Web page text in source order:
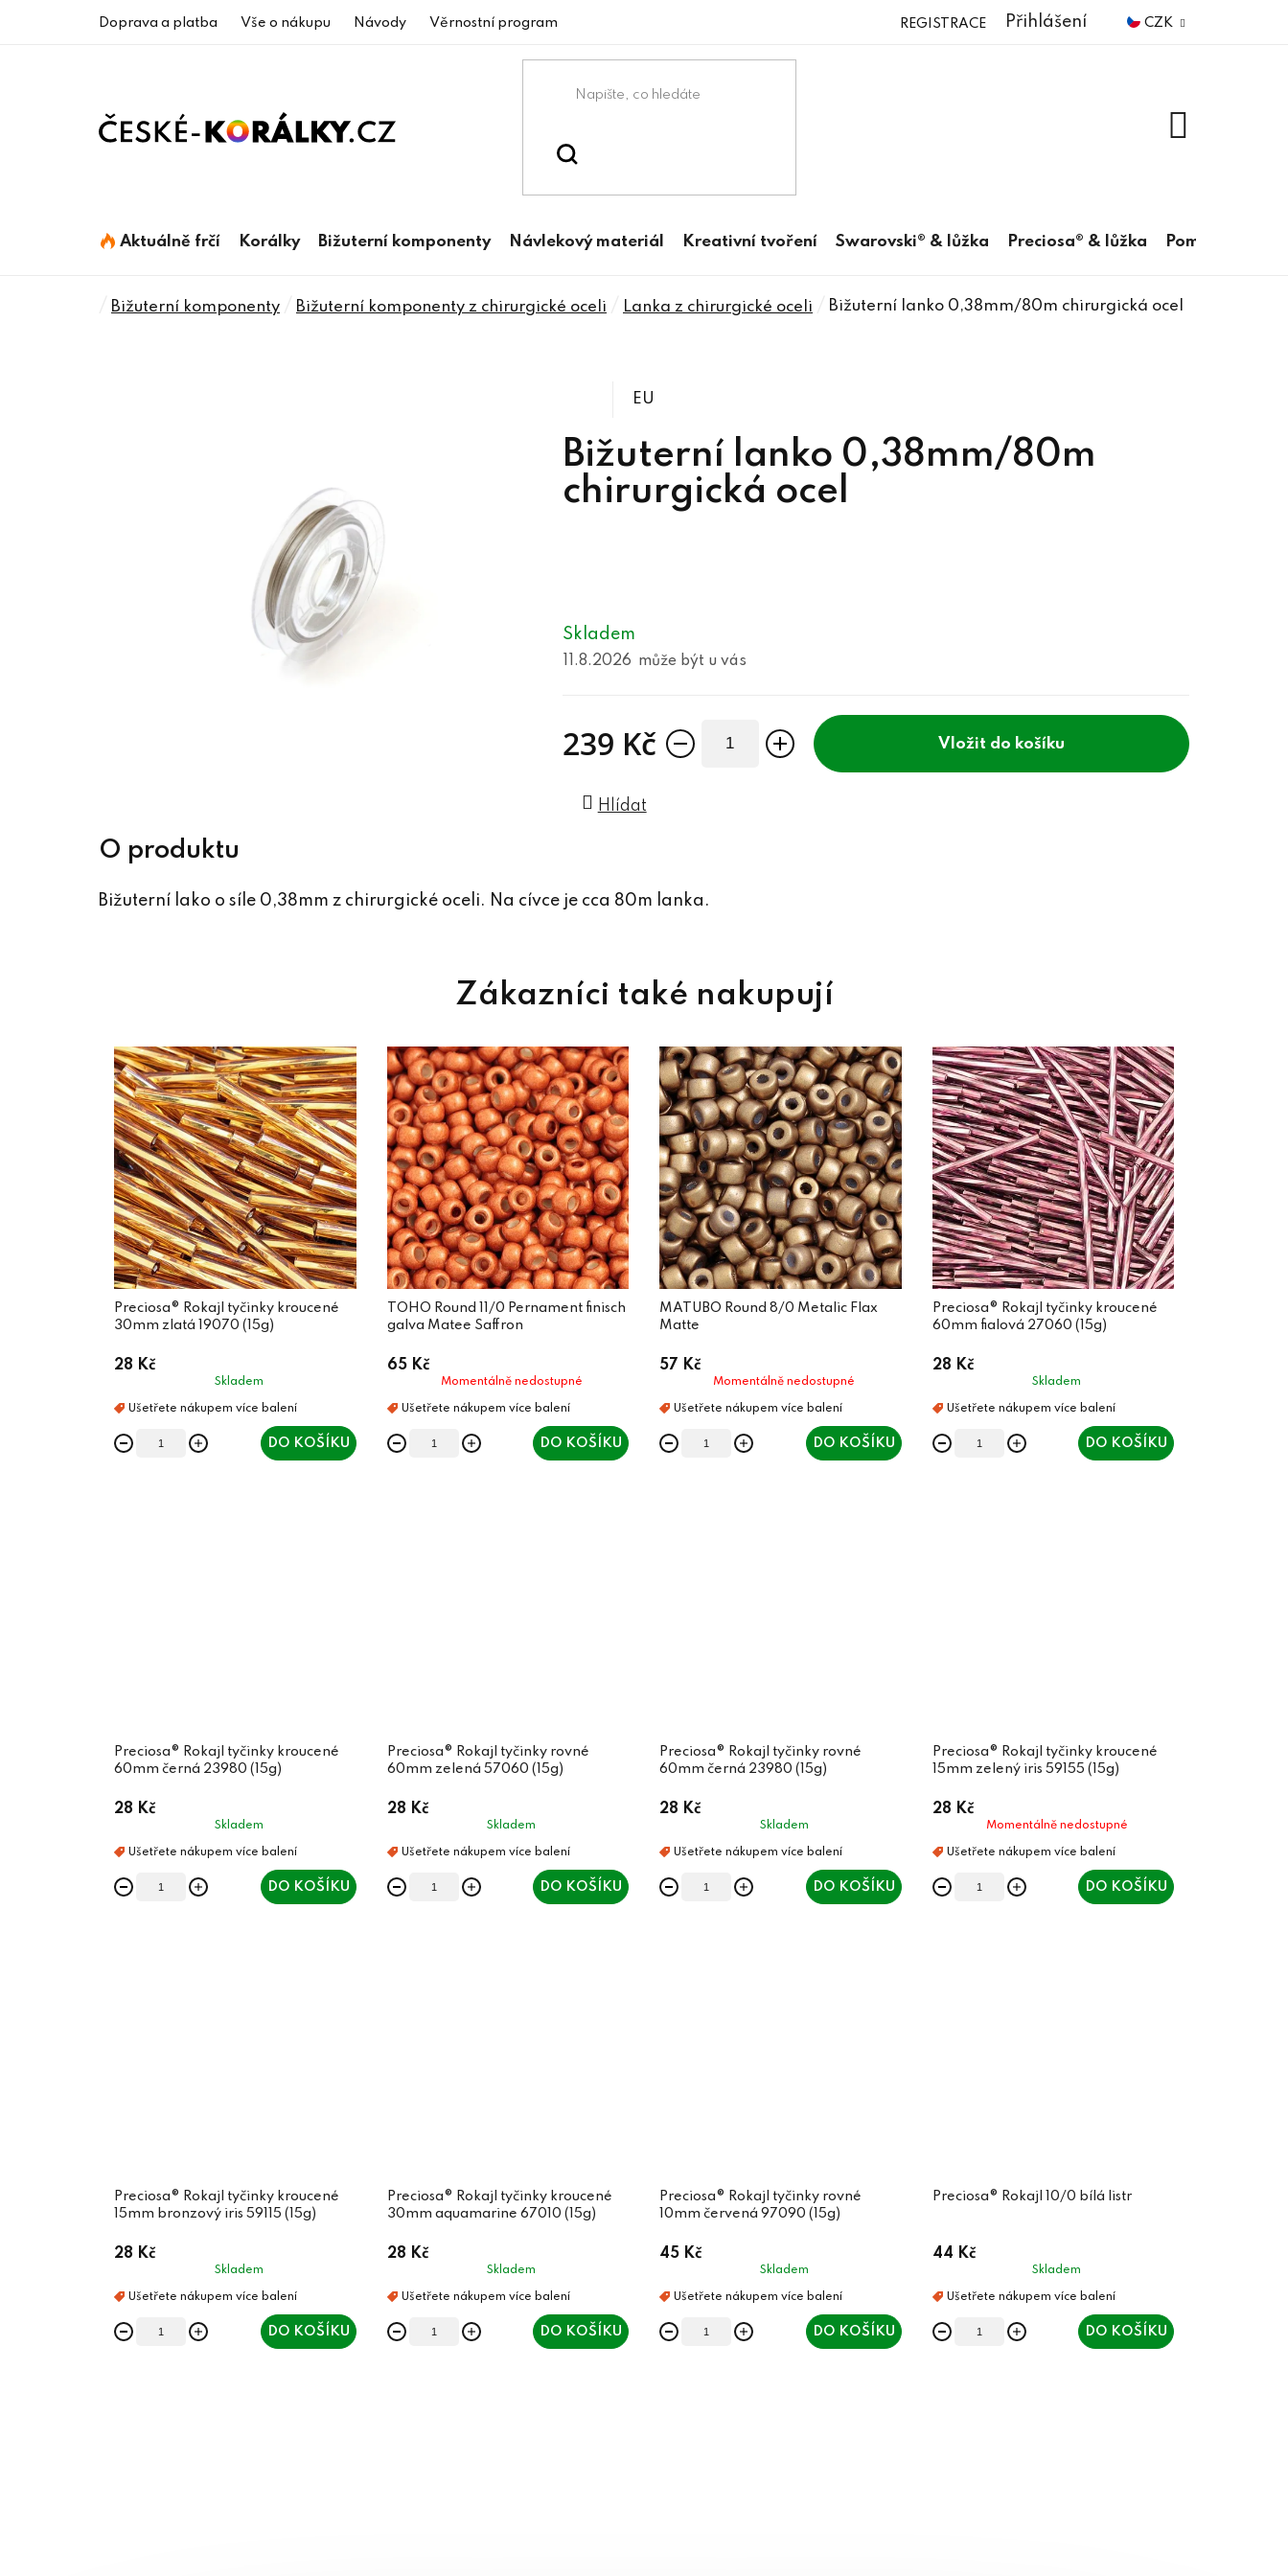
Doprava a platba Vše o nákupu Návody Věrnostní program CZK
Přihlášení
REGISTRACE
Aktuálně frčí Korálky Bižuterní komponenty Návlekový materiál Kreativní tvoření Swarovski® & lůžka Preciosa® & lůžka Pomůcky
Domů
Bižuterní komponenty Bižuterní komponenty z chirurgické oceli Lanka z chirurgické oceli Bižuterní lanko 0,38mm/80m chirurgická ocel
Bižuterní lanko 0,38mm/80m
chirurgická ocel
EU
Skladem
11.8.2026
239 Kč do košíku
Hlídat
Bižuterní lako o síle 0,38mm z chirurgické oceli. Na cívce je cca 80m lanka.
Preciosa® Rokajl tyčinky kroucené
30mm zlatá 19070 (15g)
28 Kč
Skladem
DO KOŠÍKU
TOHO Round 11/0 Pernament finisch
galva Matee Saffron
65 Kč
Momentálně nedostupné
DO KOŠÍKU
MATUBO Round 8/0 Metalic Flax
Matte
57 Kč
Momentálně nedostupné
DO KOŠÍKU
Preciosa® Rokajl tyčinky kroucené
60mm fialová 27060 (15g)
28 Kč
Skladem
DO KOŠÍKU
Preciosa® Rokajl tyčinky kroucené
60mm černá 23980 (15g)
28 Kč
Skladem
DO KOŠÍKU
Preciosa® Rokajl tyčinky rovné
60mm zelená 57060 (15g)
28 Kč
Skladem
DO KOŠÍKU
Preciosa® Rokajl tyčinky rovné
60mm černá 23980 (15g)
28 Kč
Skladem
DO KOŠÍKU
Preciosa® Rokajl tyčinky kroucené
15mm zelený iris 59155 (15g)
28 Kč
Momentálně nedostupné
DO KOŠÍKU
Preciosa® Rokajl tyčinky kroucené
15mm bronzový iris 59115 (15g)
28 Kč
Skladem
DO KOŠÍKU
Preciosa® Rokajl tyčinky kroucené
30mm aquamarine 67010 (15g)
28 Kč
Skladem
DO KOŠÍKU
Preciosa® Rokajl tyčinky rovné
10mm červená 97090 (15g)
45 Kč
Skladem
DO KOŠÍKU
Preciosa® Rokajl 10/0 bílá listr
44 Kč
Skladem
DO KOŠÍKU